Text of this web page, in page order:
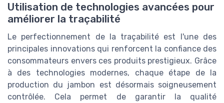
Utilisation de technologies avancées pour
améliorer la traçabilité
Le perfectionnement de la traçabilité est l'une des
principales innovations qui renforcent la confiance des
consommateurs envers ces produits prestigieux. Grâce
à des technologies modernes, chaque étape de la
production du jambon est désormais soigneusement
contrôlée. Cela permet de garantir la qualité